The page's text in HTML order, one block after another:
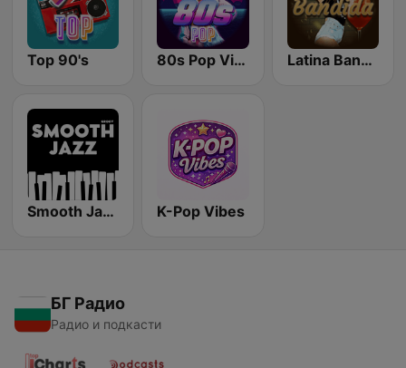
Top 90's 80s Pop Vibes Latina Bandida!
Smooth Jazz - Groov K-Pop Vibes
БГ Радио
Радио и подкасти